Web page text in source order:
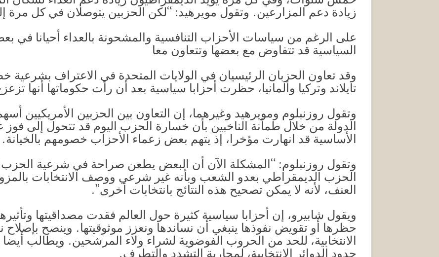
زيادة دعم المزارعين. وتقول مويرهيد: “لكن الحزبين يتوصلان في كل مرة
على الرغم من سياسات الأحزاب التنافسية والمشحونة بالعداء أحيانا في
السياسية قد تتفاوض مع بعضها وتتعاون معا
وقد تعاون الحزبان الرئيسيان في الولايات المتحدة في الاعتراف
تايلاند وتركيا وألمانيا، حظرت أحزابا سياسية بعد أن رأت حكوماتها أنها
وتقول روزنبلوم ومويرهيد وغيرهما، إن التعاون بين الحزبين الأمريكيين
الدولة من خلال طمأنة الناخبين بأن خسارة الحزب اليوم قد تتحول إلى
الأساسية قد انهارت مؤخرا، إذ يتهم بعض زعماء الأحزاب خصومهم بالخيانة.
وتقول روزنبلوم: “المشكلة الآن أن البعض يطعن صراحة في شرعية
الحزب الديمقراطي بعدو الشعب وبأنه غير شرعي ووصف الانتخابات
العنف، لأنه لا يمكن تصحيح هذه النتائج بانتخابات أخرى”.
ويقول شابيرو، إن أحزابا سياسية كثيرة حول العالم فقدت مصداقيتها
حظرها أو تقويض نفوذها ينبغي أن نساندها ونعزز موثوقيتها. وينصح
الانتخابية، للحد من الحروب الفوضوية لشراء ولاء المرشحين. ويطالب